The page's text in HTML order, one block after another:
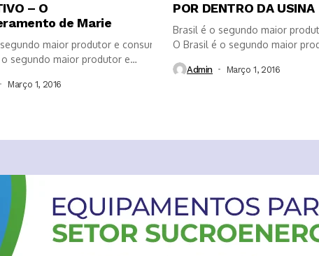
do mundo
– O
de Marie
maior produtor e consumidor de biodiesel do mundo
segundo maior produtor e
Março 1, 2016
POR DENTRO DA USINA
Brasil é o segundo maior
O Brasil é o segundo maior
Admin Março 1, 2016